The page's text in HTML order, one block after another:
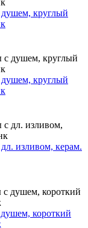
круглый
круглый
изливом, керам.
короткий